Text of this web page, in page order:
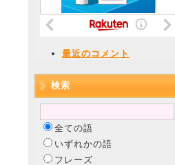
最近のコメント
検索
全ての語
いずれかの語
フレーズ